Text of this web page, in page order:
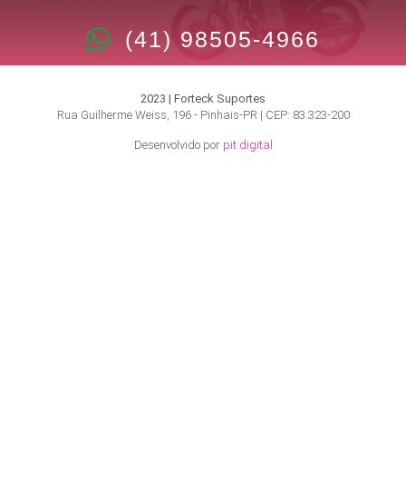
(41) 98505-4966
2023 | Forteck Suportes
Rua Guilherme Weiss, 196 - Pinhais-PR | CEP: 83.323-200
Desenvolvido por pit.digital